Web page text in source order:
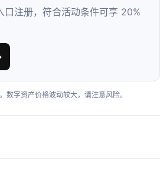
口注册，符合活动条件可享 20%
字资产价格波动较大，请注意风险。